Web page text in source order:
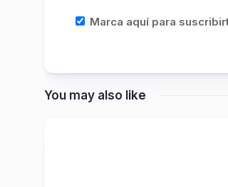
Marca aquí para
You may also like